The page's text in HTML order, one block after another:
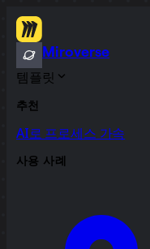
Miroverse
템플릿
추천
AI로 프로세스 가속
사용 사례